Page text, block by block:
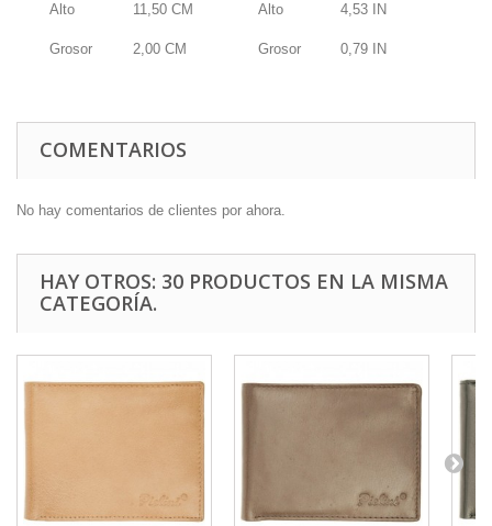
Alto 11,50 CM Alto 4,53 IN
Grosor 2,00 CM Grosor 0,79 IN
COMENTARIOS
No hay comentarios de clientes por ahora.
HAY OTROS: 30 PRODUCTOS EN LA MISMA
CATEGORÍA.